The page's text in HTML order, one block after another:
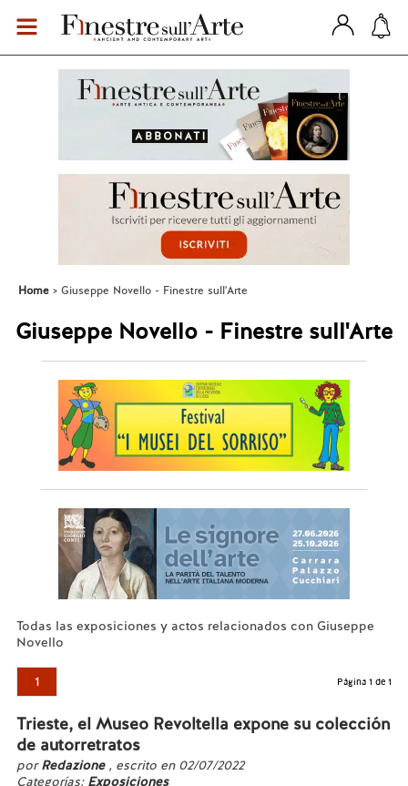
Home Giuseppe Novello - Finestre sull'Arte
Giuseppe Novello - Finestre sull'Arte
Todas las exposiciones y actos relacionados con Giuseppe
Novello
1 Página 1 de 1
Trieste, el Museo Revoltella expone su colección
de autorretratos
porRedazione , escrito en 02/07/2022
Categorías: Exposiciones